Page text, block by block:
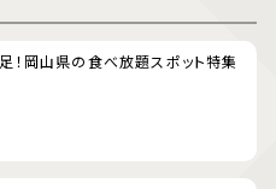
！岡山県の食べ放題スポット特集